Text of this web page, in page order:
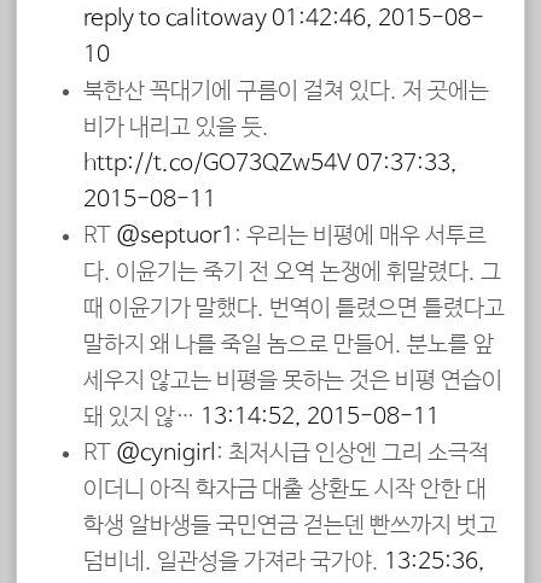
reply to calitoway 01:42:46, 2015-08-
10
북한산 꼭대기에 구름이 걸쳐 있다. 저 곳에는
비가 내리고 있을 듯.
http://t.co/GO73QZw54V 07:37:33,
2015-08-11
RT @septuor1 : 우리는 비평에 매우 서투르
다. 이윤기는 죽기 전 오역 논쟁에 휘말렸다. 그
때 이윤기가 말했다. 번역이 틀렸으면 틀렸다고
말하지 왜 나를 죽일 놈으로 만들어. 분노를 앞
세우지 않고는 비평을 못하는 것은 비평 연습이
돼 있지 않… 13:14:52, 2015-08-11
RT @cynigirl: 최저시급 인상엔 그리 소극적
이더니 아직 학자금 대출 상환도 시작 안한 대
학생 알바생들 국민연금 걷는덴 빤쓰까지 벗고
덤비네. 일관성을 가져라 국가야. 13:25:36,